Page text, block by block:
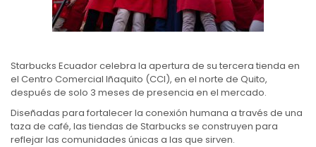
Starbucks Ecuador celebra la apertura de su tercera tienda en
el Centro Comercial Iñaquito (CCI), en el norte de Quito,
después de solo 3 meses de presencia en el mercado.
Diseñadas para fortalecer la conexión humana a través de una
taza de café, las tiendas de Starbucks se construyen para
reflejar las comunidades únicas a las que sirven.